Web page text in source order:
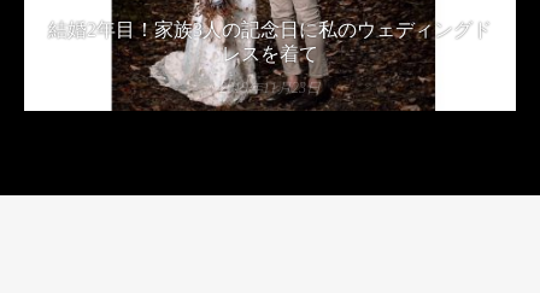
結婚2年目！家族3人の記念日に私のウェディングド
レスを着て
2019年11月23日